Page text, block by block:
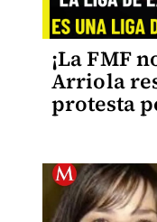
¡La FMF
Arriola
protesta